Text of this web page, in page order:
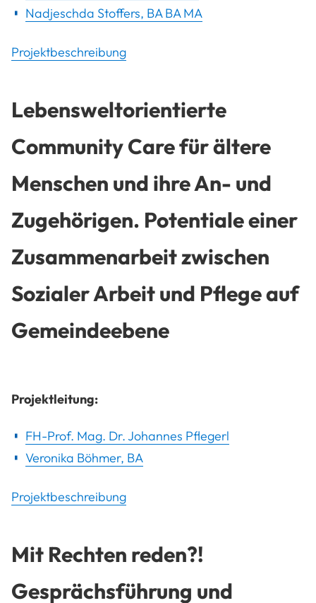
Nadjeschda Stoffers, BA BA MA
Projektbeschreibung
Lebensweltorientierte
Community Care für ältere
Menschen und ihre An- und
Zugehörigen. Potentiale einer
Zusammenarbeit zwischen
Sozialer Arbeit und Pflege auf
Gemeindeebene
Projektleitung:
FH-Prof. Mag. Dr. Johannes Pflegerl
Veronika Böhmer, BA
Projektbeschreibung
Mit Rechten reden?!
Gesprächsführung und